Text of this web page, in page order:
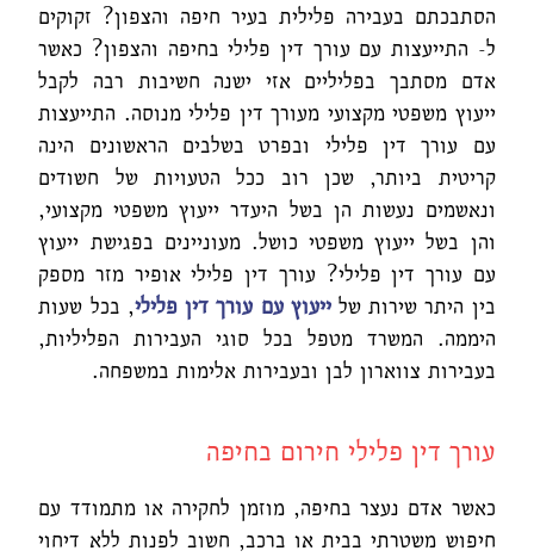
הסתבכתם בעבירה פלילית בעיר חיפה והצפון? זקוקים
ל- התייעצות עם עורך דין פלילי בחיפה והצפון? כאשר
אדם מסתבך בפליליים אזי ישנה חשיבות רבה לקבל
ייעוץ משפטי מקצועי מעורך דין פלילי מנוסה. התייעצות
עם עורך דין פלילי ובפרט בשלבים הראשונים הינה
קריטית ביותר, שכן רוב ככל הטעויות של חשודים
ונאשמים נעשות הן בשל היעדר ייעוץ משפטי מקצועי,
והן בשל ייעוץ משפטי כושל. מעוניינים בפגישת ייעוץ
עם עורך דין פלילי? עורך דין פלילי אופיר מזר מספק
בין היתר שירות שלייעוץ עם עורך דין פלילי, בכל שעות
היממה. המשרד מטפל בכל סוגי העבירות הפליליות,
בעבירות צווארון לבן ובעבירות אלימות במשפחה.
עורך דין פלילי חירום בחיפה
כאשר אדם נעצר בחיפה, מוזמן לחקירה או מתמודד עם
חיפוש משטרתי בבית או ברכב, חשוב לפנות ללא דיחוי